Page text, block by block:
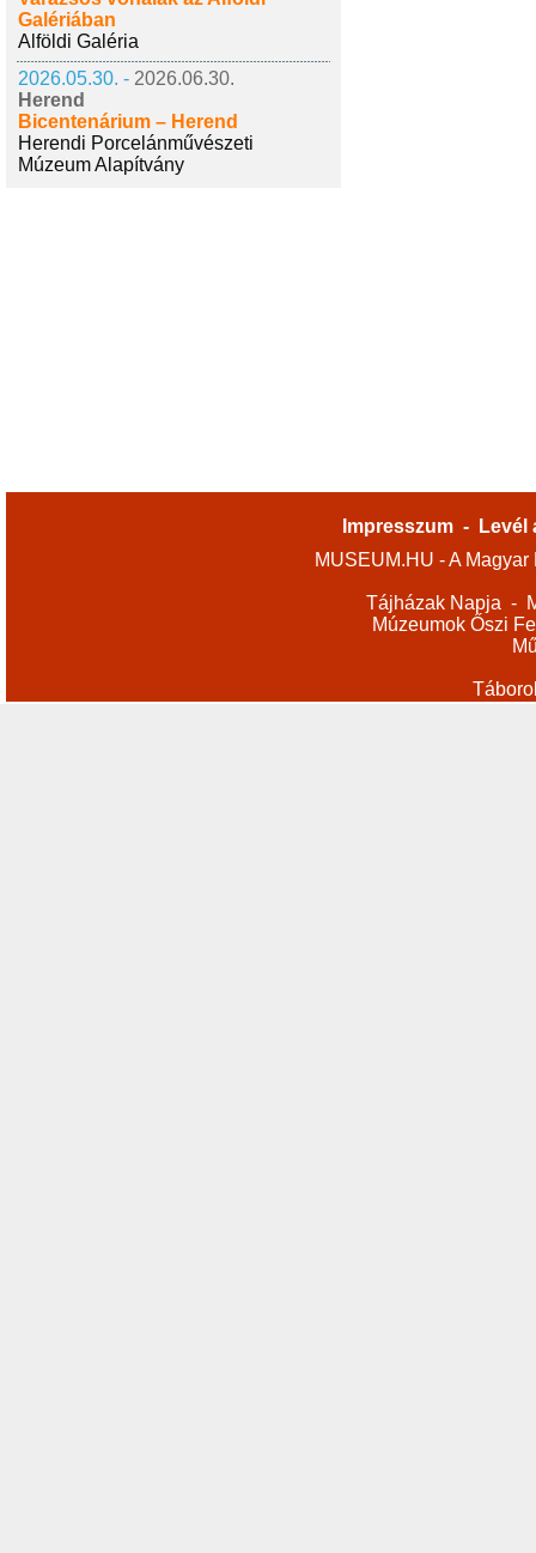
Galériában
Alföldi Galéria
2026.05.30. - 2026.06.30.
Herend
Bicentenárium – Herend
Herendi Porcelánművészeti
Múzeum Alapítvány
Impresszum -
Levél
MUSEUM.HU - A
Tájházak Napja -
Múzeumok Őszi